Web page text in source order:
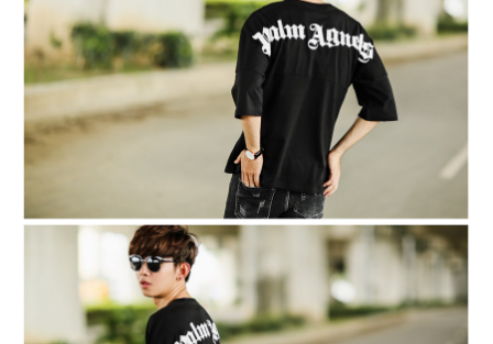
【注意事項】
１．透過由恩沛科技股份有限公司提供之「AFTEE先享後付」服務完成之交
易，需依本服務之必要範圍內提供個人資料，並將交易相關給付款項請求債
權轉讓予恩沛科技股份有限公司。
２．關於個人資料處理事宜，請瀏覽以下網址：
https://aftee.tw/terms/#terms3
３．未成年的使用者請事先徵得法定代理人或監護人之同意方可使用
「AFTEE先享後付」，若未經同意申辦者引起之損失，本公司不負相關責
４．使用「AFTEE先享後付」時，將依據個別帳號之用戶狀況，依本公司即
時審查核予不同之上限額度；若仍有額度不足之情形，本公司將視審查結果
請求用戶進行身份認證。
５．嚴禁一人註冊多個帳號或使用他人資訊註冊。若發現惡意使用之情形，
恩沛科技股份有限公司將有權停止該用戶之使用額度並採取法律行動。
宅配
每筆NT$120，滿NT$3,000(含以上)免運費